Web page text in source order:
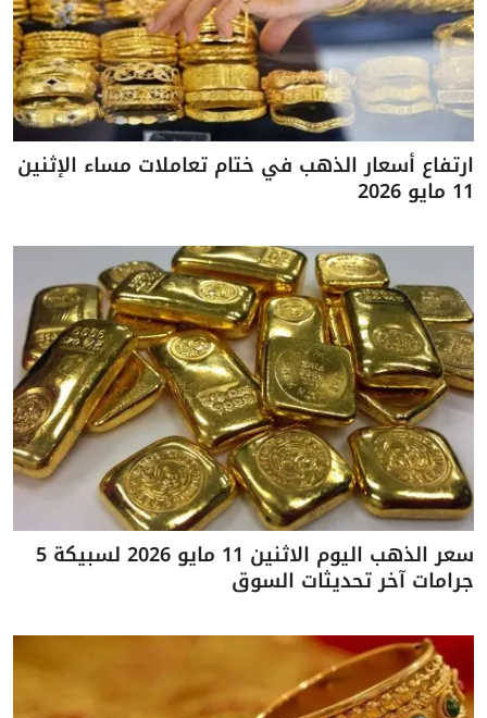
ارتفاع أسعار الذهب في ختام تعاملات مساء الإثنين
11 مايو 2026
سعر الذهب اليوم الاثنين 11 مايو 2026 لسبيكة 5
جرامات آخر تحديثات السوق